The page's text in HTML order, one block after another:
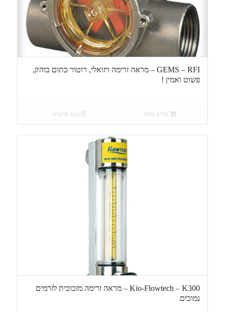
GEMS – RFI – מראה זרימה ויזואלי, רוטור כתום בוהק,
פשוט ואמין !
מידע נוסף הצג פרטים
Kio-Flowtech – K300 – מראה זרימה מזכוכית לזרמים
נמוכים